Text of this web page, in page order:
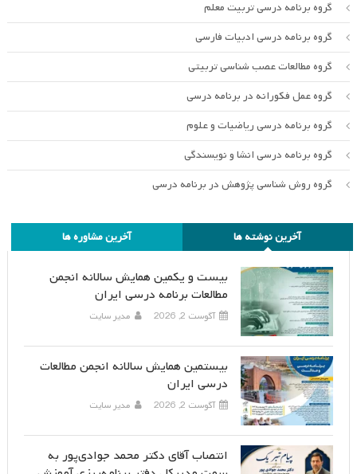
گروه برنامه درسی تربیت معلم
گروه برنامه درسی ادبیات فارسی
گروه مطالعات عصب شناسی تربیتی
گروه عمل فکورانه در برنامه درسی
گروه برنامه درسی ریاضیات و علوم
گروه برنامه درسی انشا و نویسندگی
گروه روش شناسی پژوهش در برنامه درسی
آخرین نوشته ها آخرین مشاوره ها
بیست و یکمین همایش سالانه انجمن
مطالعات برنامه درسی ایران
آگوست 2, 2026 مدیر سایت
بیستمین همایش سالانه انجمن مطالعات
درسی ایران
آگوست 2, 2026 مدیر سایت
انتصاب آقای دکتر محمد جوادی‌پور به